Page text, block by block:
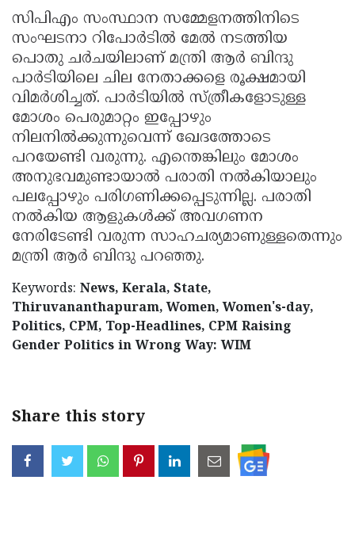
സിപിഎം സംസ്ഥാന സമ്മേളനത്തിനിടെ
സംഘടനാ റിപോര്‍ടില്‍ മേല്‍ നടത്തിയ
പൊതു ചര്‍ചയിലാണ് മന്ത്രി ആര്‍ ബിന്ദു
പാര്‍ടിയിലെ ചില നേതാക്കളെ രൂക്ഷമായി
വിമര്‍ശിച്ചത്. പാര്‍ടിയില്‍ സ്ത്രീകളോടുള്ള
മോശം പെരുമാറ്റം ഇപ്പോഴും
നിലനില്‍ക്കുന്നുവെന്ന് ഖേദത്തോടെ
പറയേണ്ടി വരുന്നു. എന്തെങ്കിലും മോശം
അനുഭവമുണ്ടായാല്‍ പരാതി നല്‍കിയാലും
പലപ്പോഴും പരിഗണിക്കപ്പെടുന്നില്ല. പരാതി
നല്‍കിയ ആളുകള്‍ക്ക് അവഗണന
നേരിടേണ്ടി വരുന്ന സാഹചര്യമാണുള്ളതെന്നും
മന്ത്രി ആര്‍ ബിന്ദു പറഞ്ഞു.
Keywords: News, Kerala, State,
Thiruvananthapuram, Women, Women's-day,
Politics, CPM, Top-Headlines, CPM Raising
Gender Politics in Wrong Way: WIM
Share this story